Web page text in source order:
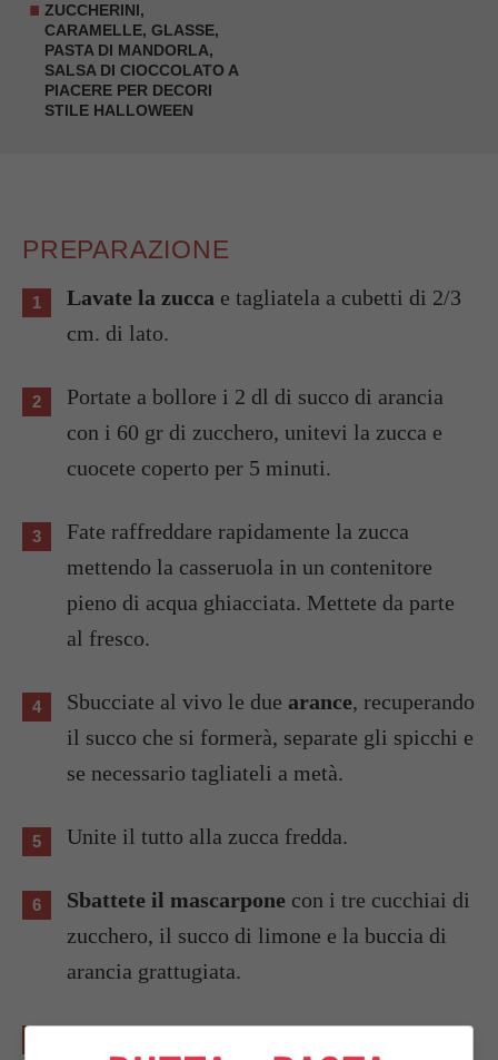
ZUCCHERINI,
CARAMELLE, GLASSE,
PASTA DI MANDORLA,
SALSA DI CIOCCOLATO A
PIACERE PER DECORI
STILE HALLOWEEN
PREPARAZIONE
Lavate la zucca e tagliatela a cubetti di 2/3
cm. di lato.
Portate a bollore i 2 dl di succo di arancia
con i 60 gr di zucchero, unitevi la zucca e
cuocete coperto per 5 minuti.
Fate raffreddare rapidamente la zucca
mettendo la casseruola in un contenitore
pieno di acqua ghiacciata. Mettete da parte
al fresco.
Sbucciate al vivo le due arance, recuperando
il succo che si formerà, separate gli spicchi e
se necessario tagliateli a metà.
Unite il tutto alla zucca fredda.
Sbattete il mascarpone con i tre cucchiai di
zucchero, il succo di limone e la buccia di
arancia grattugiata.
Montate a neve ben ferma la panna e unitela